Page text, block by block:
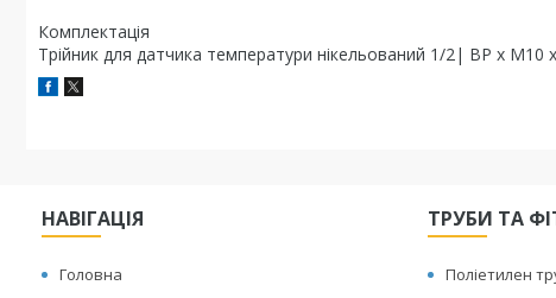
Комплектація
Трійник для датчика температури нікельований 1/2| ВР х
НАВІГАЦІЯ
Головна
ТРУБИ ТА
Поліетилен